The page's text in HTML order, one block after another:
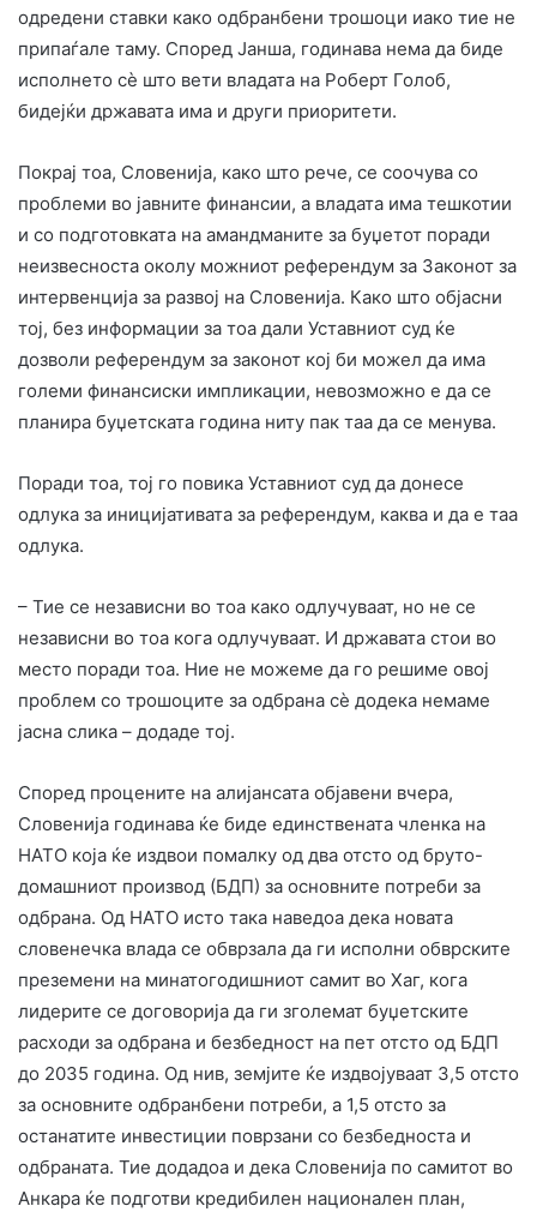
одредени ставки како одбранбени трошоци иако тие не
припаѓале таму. Според Јанша, годинава нема да биде
исполнето сè што вети владата на Роберт Голоб,
бидејќи државата има и други приоритети.
Покрај тоа, Словенија, како што рече, се соочува со
проблеми во јавните финансии, а владата има тешкотии
и со подготовката на амандманите за буџетот поради
неизвесноста околу можниот референдум за Законот за
интервенција за развој на Словенија. Како што објасни
тој, без информации за тоа дали Уставниот суд ќе
дозволи референдум за законот кој би можел да има
големи финансиски импликации, невозможно е да се
планира буџетската година ниту пак таа да се менува.
Поради тоа, тој го повика Уставниот суд да донесе
одлука за иницијативата за референдум, каква и да е таа
одлука.
– Тие се независни во тоа како одлучуваат, но не се
независни во тоа кога одлучуваат. И државата стои во
место поради тоа. Ние не можеме да го решиме овој
проблем со трошоците за одбрана сè додека немаме
јасна слика – додаде тој.
Според процените на алијансата објавени вчера,
Словенија годинава ќе биде единствената членка на
НАТО која ќе издвои помалку од два отсто од бруто-
домашниот производ (БДП) за основните потреби за
одбрана. Од НАТО исто така наведоа дека новата
словенечка влада се обврзала да ги исполни обврските
преземени на минатогодишниот самит во Хаг, кога
лидерите се договорија да ги зголемат буџетските
расходи за одбрана и безбедност на пет отсто од БДП
до 2035 година. Од нив, земјите ќе издвојуваат 3,5 отсто
за основните одбранбени потреби, а 1,5 отсто за
останатите инвестиции поврзани со безбедноста и
одбраната. Тие додадоа и дека Словенија по самитот во
Анкара ќе подготви кредибилен национален план,